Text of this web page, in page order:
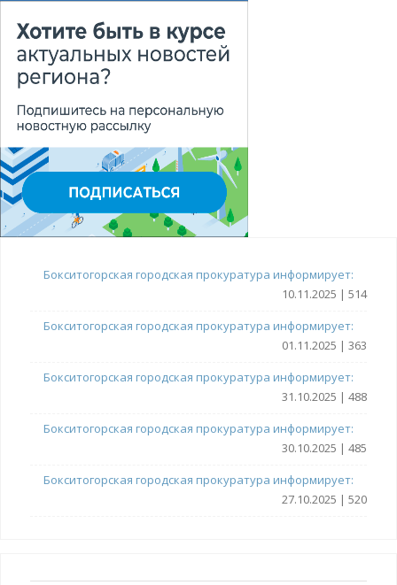
Бокситогорская городская прокуратура информирует:
10.11.2025 | 514
Бокситогорская городская прокуратура информирует:
01.11.2025 | 363
Бокситогорская городская прокуратура информирует:
31.10.2025 | 488
Бокситогорская городская прокуратура информирует:
30.10.2025 | 485
Бокситогорская городская прокуратура информирует:
27.10.2025 | 520